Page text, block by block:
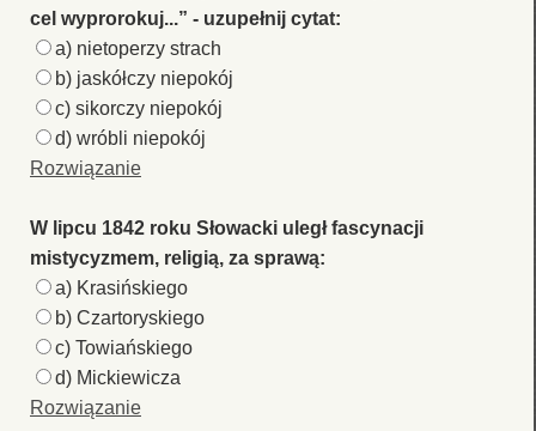
cel wyprorokuj...” - uzupełnij cytat:
a) nietoperzy strach
b) jaskółczy niepokój
c) sikorczy niepokój
d) wróbli niepokój
Rozwiązanie
W lipcu 1842 roku Słowacki uległ fascynacji
mistycyzmem, religią, za sprawą:
a) Krasińskiego
b) Czartoryskiego
c) Towiańskiego
d) Mickiewicza
Rozwiązanie